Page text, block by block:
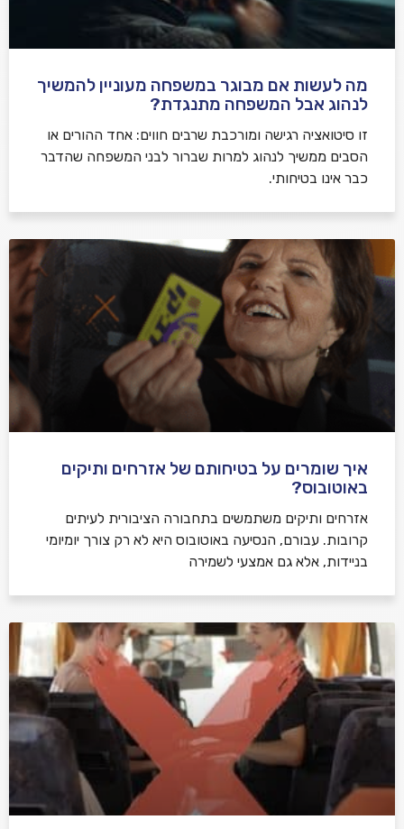
מה לעשות אם מבוגר במשפחה מעוניין להמשיך
לנהוג אבל המשפחה מתנגדת?
זו סיטואציה רגישה ומורכבת שרבים חווים: אחד ההורים או
הסבים ממשיך לנהוג למרות שברור לבני המשפחה שהדבר
כבר אינו בטיחותי.
איך שומרים על בטיחותם של אזרחים ותיקים
באוטובוס?
אזרחים ותיקים משתמשים בתחבורה הציבורית לעיתים
קרובות. עבורם, הנסיעה באוטובוס היא לא רק צורך יומיומי
בניידות, אלא גם אמצעי לשמירה